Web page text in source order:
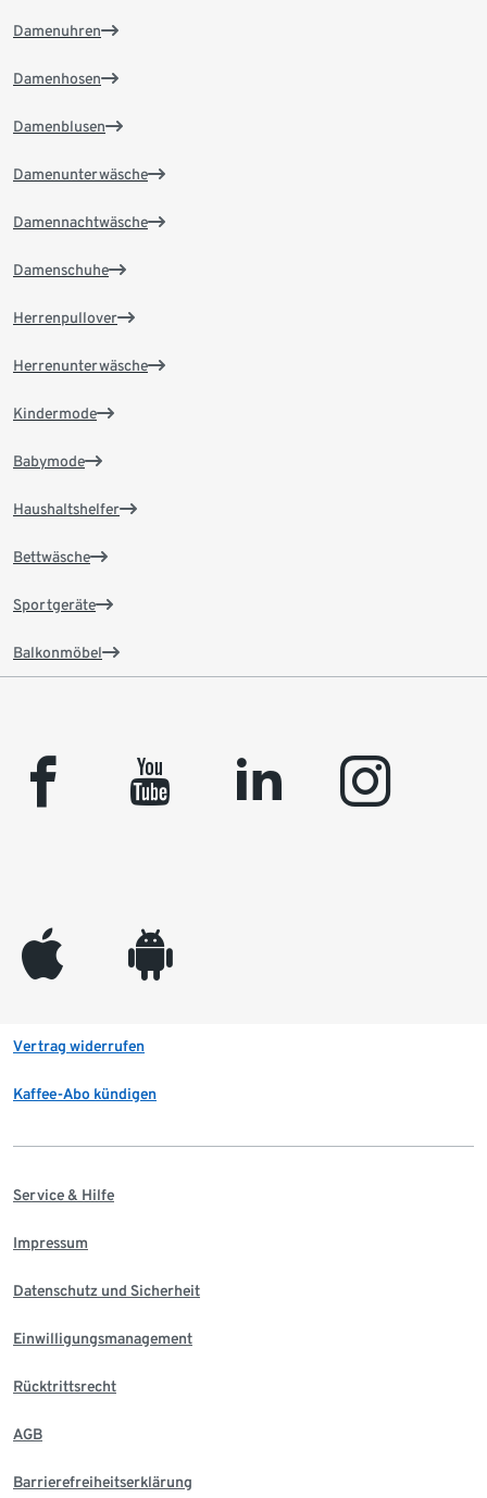
Damenuhren
Damenhosen
Damenblusen
Damenunterwäsche
Damennachtwäsche
Damenschuhe
Herrenpullover
Herrenunterwäsche
Kindermode
Babymode
Haushaltshelfer
Bettwäsche
Sportgeräte
Balkonmöbel
facebook youtube linkedin instagram
appleinc android
Vertrag widerrufen
Kaffee-Abo kündigen
Service & Hilfe
Impressum
Datenschutz und Sicherheit
Einwilligungsmanagement
Rücktrittsrecht
AGB
Barrierefreiheitserklärung